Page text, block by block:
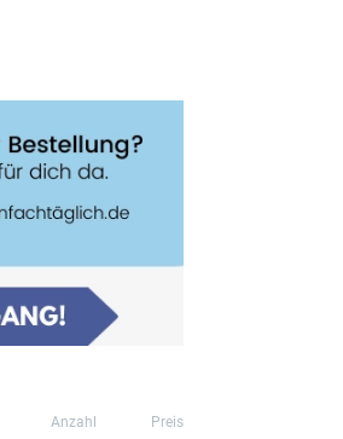
Anzahl Preis